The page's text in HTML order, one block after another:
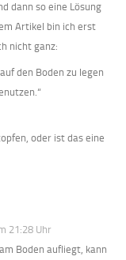
dann so eine Lösung
Artikel bin ich erst
nicht ganz:
den Boden zu legen
oder ist das eine
21:28 Uhr
Boden aufliegt, kann